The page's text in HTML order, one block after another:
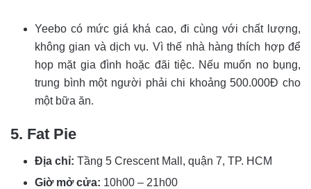
Yeebo có mức giá khá cao, đi cùng với chất lượng,
không gian và dịch vụ. Vì thế nhà hàng thích hợp để
họp mặt gia đình hoặc đãi tiệc. Nếu muốn no bụng,
trung bình một người phải chi khoảng 500.000Đ cho
một bữa ăn.
5. Fat Pie
Địa chỉ: Tầng 5 Crescent Mall, quận 7, TP. HCM
Giờ mở cửa: 10h00 – 21h00